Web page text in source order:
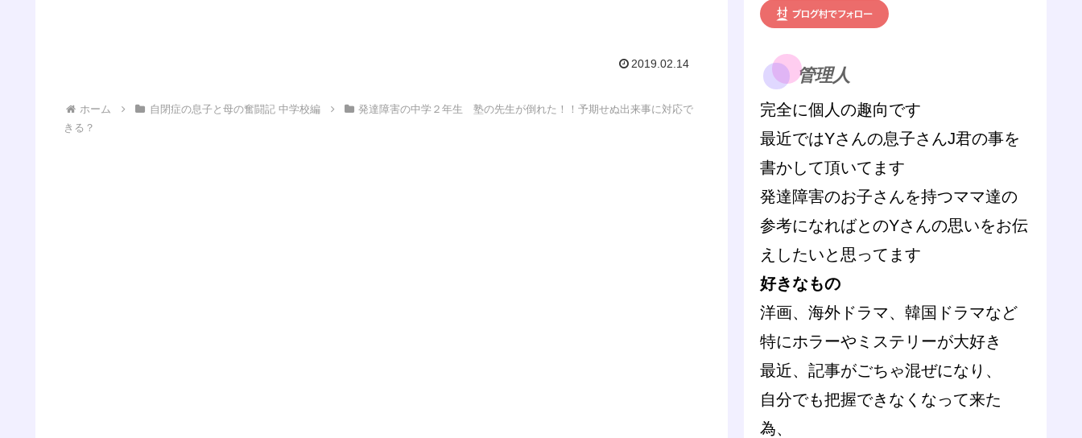
2019.02.14
ホーム 自閉症の息子と母の奮闘記 中学校編
発達障害の中学２年生 塾の先生が倒れた！！予期せぬ出来事に対応で
きる？
管理人
完全に個人の趣向です
最近ではYさんの息子さんJ君の事を
書かして頂いてます
発達障害のお子さんを持つママ達の
参考になればとのYさんの思いをお伝
えしたいと思ってます
好きなもの
洋画、海外ドラマ、韓国ドラマなど
特にホラーやミステリーが大好き
最近、記事がごちゃ混ぜになり、
自分でも把握できなくなって来た
為、